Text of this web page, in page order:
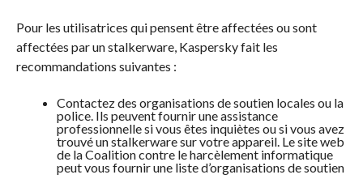
Pour les utilisatrices qui pensent être affectées ou sont
affectées par un stalkerware, Kaspersky fait les
recommandations suivantes :
Contactez des organisations de soutien locales ou la
police. Ils peuvent fournir une assistance
professionnelle si vous êtes inquiètes ou si vous avez
trouvé un stalkerware sur votre appareil. Le site web
de la Coalition contre le harcèlement informatique
peut vous fournir une liste d’organisations de soutien